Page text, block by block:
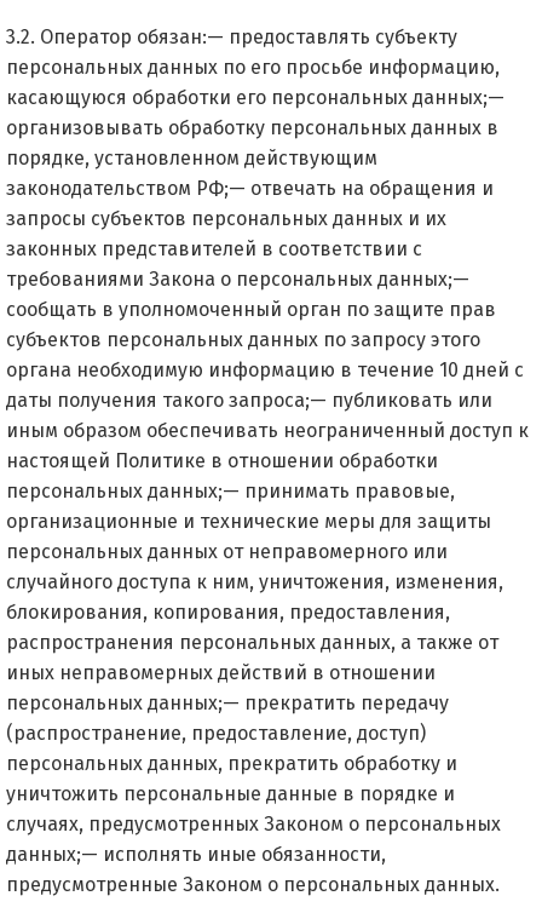
3.2. Оператор обязан:— предоставлять субъекту
персональных данных по его просьбе информацию,
касающуюся обработки его персональных данных;—
организовывать обработку персональных данных в
порядке, установленном действующим
законодательством РФ;— отвечать на обращения и
запросы субъектов персональных данных и их
законных представителей в соответствии с
требованиями Закона о персональных данных;—
сообщать в уполномоченный орган по защите прав
субъектов персональных данных по запросу этого
органа необходимую информацию в течение 10 дней с
даты получения такого запроса;— публиковать или
иным образом обеспечивать неограниченный доступ к
настоящей Политике в отношении обработки
персональных данных;— принимать правовые,
организационные и технические меры для защиты
персональных данных от неправомерного или
случайного доступа к ним, уничтожения, изменения,
блокирования, копирования, предоставления,
распространения персональных данных, а также от
иных неправомерных действий в отношении
персональных данных;— прекратить передачу
(распространение, предоставление, доступ)
персональных данных, прекратить обработку и
уничтожить персональные данные в порядке и
случаях, предусмотренных Законом о персональных
данных;— исполнять иные обязанности,
предусмотренные Законом о персональных данных.